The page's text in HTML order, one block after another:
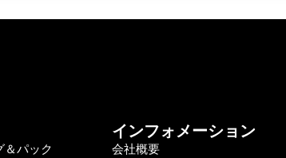
＆パック
インフォメーション
会社概要